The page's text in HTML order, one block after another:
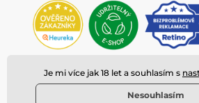
Je mi více jak 18 let a souhlasím s
Nesouhlasím